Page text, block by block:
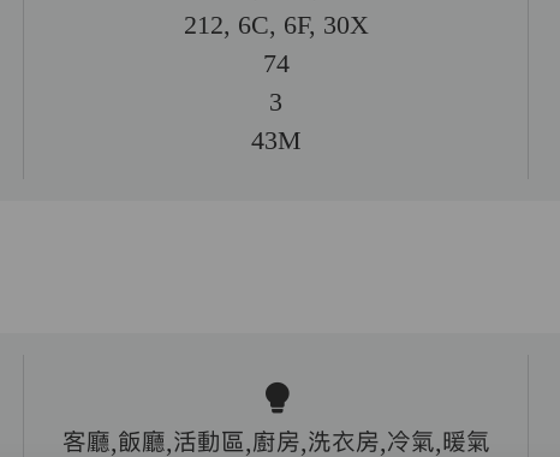
212, 6C, 6F, 30X
74
3
43M
客廳,飯廳,活動區,廚房,洗衣房,冷氣,暖氣